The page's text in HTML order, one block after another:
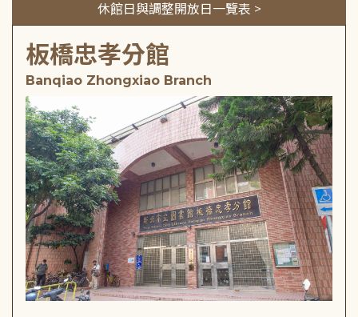
休館日與調整開放日一覽表 >
板橋忠孝分館
Banqiao Zhongxiao Branch